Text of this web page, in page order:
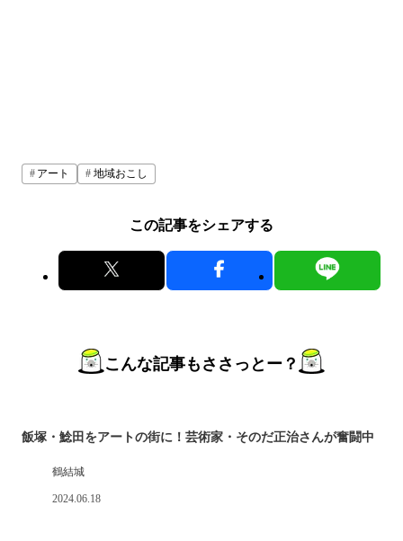
アート 地域おこし
この記事をシェアする
こんな記事もささっとー？
飯塚・鯰田をアートの街に！芸術家・そのだ正治さんが奮闘中
鶴結城
2024.06.18